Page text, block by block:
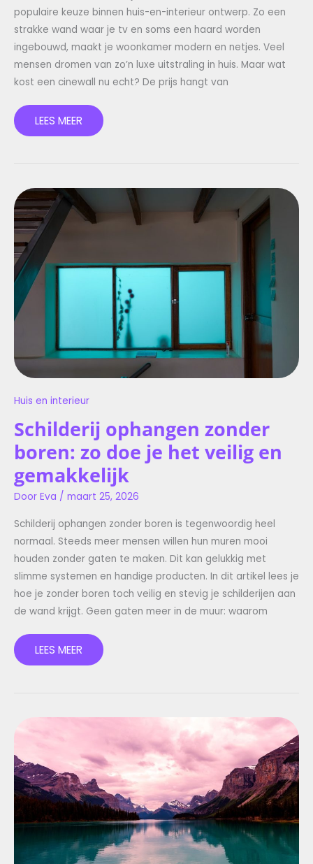
populaire keuze binnen huis-en-interieur ontwerp. Zo een
strakke wand waar je tv en soms een haard worden
ingebouwd, maakt je woonkamer modern en netjes. Veel
mensen dromen van zo’n luxe uitstraling in huis. Maar wat
kost een cinewall nu echt? De prijs hangt van
LEES MEER
Huis en interieur
Schilderij ophangen zonder
boren: zo doe je het veilig en
gemakkelijk
Door Eva / maart 25, 2026
Schilderij ophangen zonder boren is tegenwoordig heel
normaal. Steeds meer mensen willen hun muren mooi
houden zonder gaten te maken. Dit kan gelukkig met
slimme systemen en handige producten. In dit artikel lees je
hoe je zonder boren toch veilig en stevig je schilderijen aan
de wand krijgt. Geen gaten meer in de muur: waarom
SCHILDERIJ
OPHANGEN
ZONDER
BOREN:
ZO
DOE
HET
VEILIG
EN
LEES MEER
FOTOBEHANG:
ELKE
RUIMTE
IN
HUIS-
EN-
INTERIEUR